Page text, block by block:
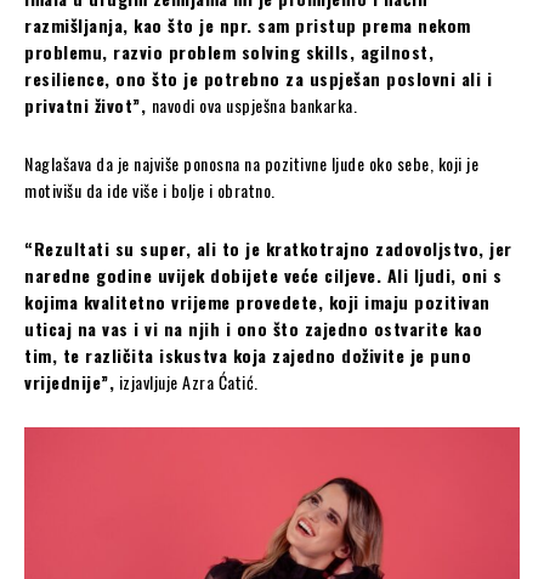
razmišljanja, kao što je npr. sam pristup prema nekom
problemu, razvio problem solving skills, agilnost,
resilience, ono što je potrebno za uspješan poslovni ali i
privatni život”, navodi ova uspješna bankarka.
Naglašava da je najviše ponosna na pozitivne ljude oko sebe, koji je
motivišu da ide više i bolje i obratno.
“Rezultati su super, ali to je kratkotrajno zadovoljstvo, jer
naredne godine uvijek dobijete veće ciljeve. Ali ljudi, oni s
kojima kvalitetno vrijeme provedete, koji imaju pozitivan
uticaj na vas i vi na njih i ono što zajedno ostvarite kao
tim, te različita iskustva koja zajedno doživite je puno
vrijednije”, izjavljuje Azra Ćatić.